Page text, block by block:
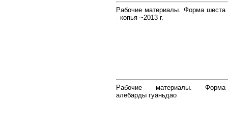
Рабочие материалы. Форма шеста
- копья ~2013 г.
Рабочие материалы. Форма
алебарды гуаньдао